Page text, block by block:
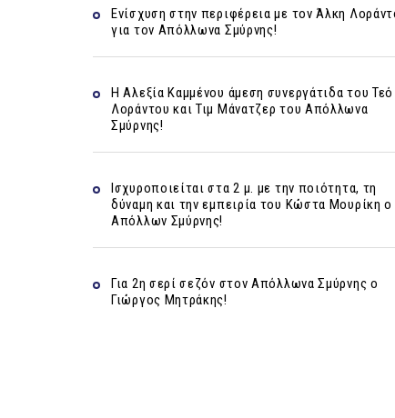
Ενίσχυση στην περιφέρεια με τον Άλκη
για τον Απόλλωνα Σμύρνης!
Η Αλεξία Καμμένου άμεση συνεργάτιδα του Τεό
Λοράντου και Τιμ Μάνατζερ του Απόλλωνα
Σμύρνης!
Ισχυροποιείται στα 2 μ. με την ποιότητα, τη
δύναμη και την εμπειρία του Κώστα Μουρίκη ο
Απόλλων Σμύρνης!
Για 2η σερί σεζόν στον Απόλλωνα Σμύρνης ο
Γιώργος Μητράκης!